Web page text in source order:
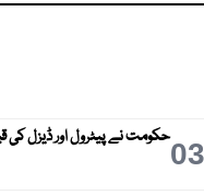
03حکومت نے پیٹرول اور ڈیزل